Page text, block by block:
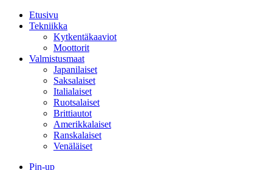
Etusivu
Tekniikka
Kytkentäkaaviot
Moottorit
Valmistusmaat
Japanilaiset
Saksalaiset
Italialaiset
Ruotsalaiset
Brittiautot
Amerikkalaiset
Ranskalaiset
Venäläiset
Pin-up